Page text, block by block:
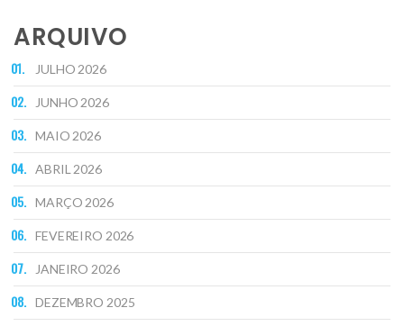
ARQUIVO
JULHO 2026
JUNHO 2026
MAIO 2026
ABRIL 2026
MARÇO 2026
FEVEREIRO 2026
JANEIRO 2026
DEZEMBRO 2025